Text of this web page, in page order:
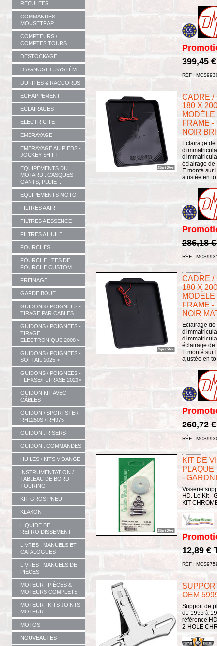
RECULEES
COMMANDES
MOUSETRAP
COMPTEURS /
COMPTES TOURS
DESTOCKAGE
DIAGNOSTIC SYSTÈME
DURITES & RACCORDS
ECHAPPEMENT
ECLAIRAGES
ELECTRICITE
EMBRAYAGE
EMBRAYAGE AU PIEDS -
JOCKEY SHIFT
EQUIPEMENTS DU
MOTARD : CASQUES,
GANTS, PLUIE ...
EQUIPEMENTS MOTO
FILTRES A AIR
FILTRES A ESSENCE
FILTRES A HUILE
FOURCHES
FOURCHE : TES DE
FOURCHE CUSTOM
FREINAGE
GARDE BOUE
GUIDONS / POIGNEES -
TIRAGE PAR CABLES
GUIDONS / POIGNEES -
TIRAGE
ELECTRONIQUE 2008 >
GUIDONS / POIGNEES -
SOFTAIL 2025 >
GUIDONS / POIGNEES -
FLHXSE/FLTRXSE 2023>
GUIDON KIT AVEC
CÂBLES
GUIDON / SPORTSTER
RH1250S / RH975
GUIDON : RISERS
GUIDON : COMMANDES
HUILES / KITS VIDANGE
INSTRUMENTATION /
TABLEAU DE BORD
TOURING
KIT GROS PNEU
KLAXON
LIQUIDE DE
REFROIDISSEMENT
LIVRES : MANUELS ET
CATALOGUES
LIVRES : MANUELS DE
PIÈCES
MOTEUR : PIÈCES &
MOTEURS COMPLETS
MOTEUR : KITS JOINTS
MOTEUR
MOTOS
NOUVEAUTES
399,45
RÉF :
CADRE /
180 X
FRAME -
NOIR
Eclairage
éclairage de
E monté sur
ajustée en
286,18
RÉF :
CADRE /
180 X
FRAME -
NOIR
Eclairage
éclairage de
E monté sur
ajustée en
260,72
RÉF :
KIT DE
PLAQUE
-
Visserie
HD. Le Kit -
KIT
12,89 €
RÉF :
OEM
Support de
de 1955 à
référence
2-HOLE